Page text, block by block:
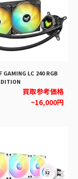
GAMING LC 240 RGB
買取参考価格
~16,000円